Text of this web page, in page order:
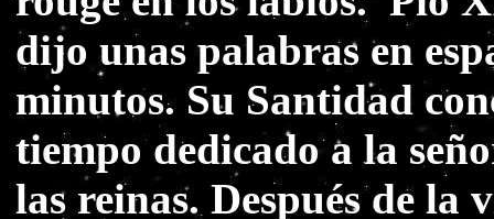
dijo unas palabras en
minutos. Su Santidad
tiempo dedicado a la
las reinas. Después de